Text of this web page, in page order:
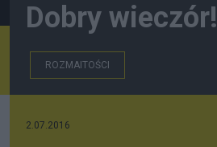
Dobry wieczór!
ROZMAITOŚCI
2.07.2016